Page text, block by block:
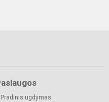
Pradinis ugdymas